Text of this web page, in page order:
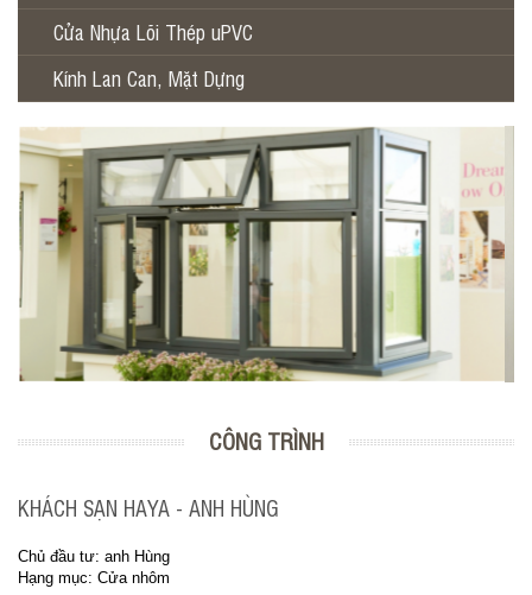
Cửa Nhựa Lõi Thép uPVC
Kính Lan Can, Mặt Dựng
CÔNG TRÌNH
KHÁCH SẠN HAYA - ANH HÙNG
Chủ đầu tư: anh Hùng
Hạng mục: Cửa nhôm